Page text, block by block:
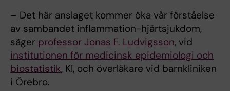
– Det här anslaget kommer öka vår förståelse
av sambandet inflammation-hjärtsjukdom,
säger professor Jonas F. Ludvigsson, vid
institutionen för medicinsk epidemiologi och
biostatistik, KI, och överläkare vid barnkliniken
i Örebro.